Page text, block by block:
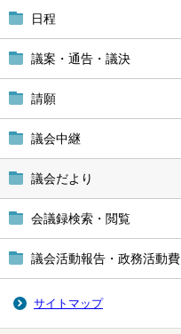
日程
議案・通告・議決
請願
議会中継
議会だより
会議録検索・閲覧
議会活動報告・政務活動費
サイトマップ